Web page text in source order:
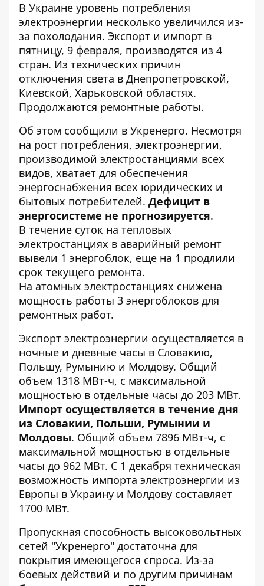
В Украине уровень потребления
электроэнергии несколько увеличился из-
за похолодания. Экспорт и импорт в
пятницу, 9 февраля, производятся из 4
стран. Из технических причин
отключения света в Днепропетровской,
Киевской, Харьковской областях.
Продолжаются ремонтные работы.
Об этом сообщили в Укренерго. Несмотря
на рост потребления, электроэнергии,
производимой электростанциями всех
видов, хватает для обеспечения
энергоснабжения всех юридических и
бытовых потребителей. Дефицит в
энергосистеме не прогнозируется.
В течение суток на тепловых
электростанциях в аварийный ремонт
вывели 1 энергоблок, еще на 1 продлили
срок текущего ремонта.
На атомных электростанциях снижена
мощность работы 3 энергоблоков для
ремонтных работ.
Экспорт электроэнергии осуществляется в
ночные и дневные часы в Словакию,
Польшу, Румынию и Молдову. Общий
объем 1318 МВт-ч, с максимальной
мощностью в отдельные часы до 203 МВт.
Импорт осуществляется в течение дня
из Словакии, Польши, Румынии и
Молдовы. Общий объем 7896 МВт-ч, с
максимальной мощностью в отдельные
часы до 962 МВт. С 1 декабря техническая
возможность импорта электроэнергии из
Европы в Украину и Молдову составляет
1700 МВт.
Пропускная способность высоковольтных
сетей "Укренерго" достаточна для
покрытия имеющегося спроса. Из-за
боевых действий и по другим причинам